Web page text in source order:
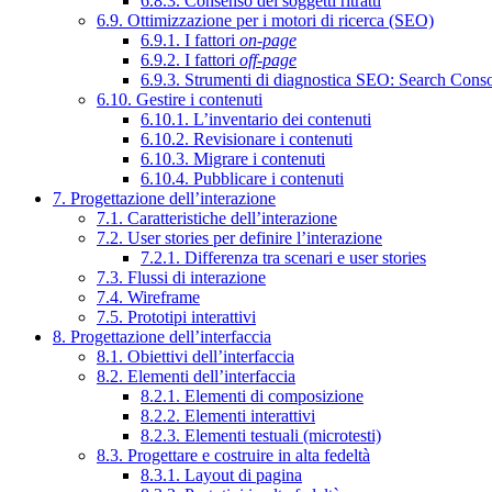
6.9. Ottimizzazione per i motori di ricerca (SEO)
6.9.1. I fattori on-page
6.9.2. I fattori off-page
6.9.3. Strumenti di diagnostica SEO: Search
6.10. Gestire i contenuti
6.10.1. L’inventario dei contenuti
6.10.2. Revisionare i contenuti
6.10.3. Migrare i contenuti
6.10.4. Pubblicare i contenuti
7. Progettazione dell’interazione
7.1. Caratteristiche dell’interazione
7.2. User stories per definire l’interazione
7.2.1. Differenza tra scenari e user stories
7.3. Flussi di interazione
7.4. Wireframe
7.5. Prototipi interattivi
8. Progettazione dell’interfaccia
8.1. Obiettivi dell’interfaccia
8.2. Elementi dell’interfaccia
8.2.1. Elementi di composizione
8.2.2. Elementi interattivi
8.2.3. Elementi testuali (microtesti)
8.3. Progettare e costruire in alta fedeltà
8.3.1. Layout di pagina